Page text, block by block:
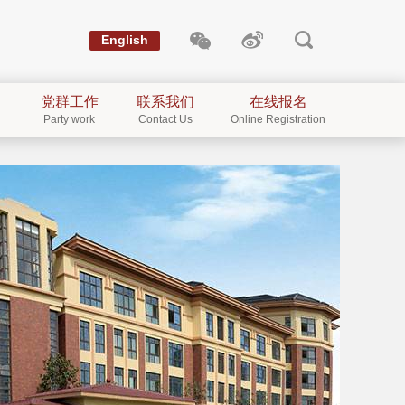
English
党群工作
Party work
联系我们
Contact Us
在线报名
Online Registration